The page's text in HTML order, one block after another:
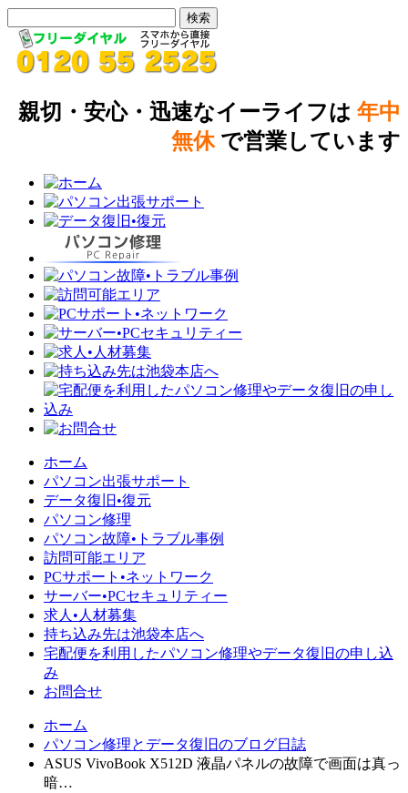
親切・安心・迅速なイーライフは 年中
無休で営業しています
ホーム
パソコン出張サポート
データ復旧•復元
パソコン修理
パソコン故障•トラブル事例
訪問可能エリア
PCサポート•ネットワーク
サーバー•PCセキュリティー
求人•人材募集
持ち込み先は池袋本店へ
宅配便を利用したパソコン修理やデータ復旧の申し込
み
お問合せ
ホーム
パソコン修理とデータ復旧のブログ日誌
ASUS VivoBook X512D 液晶パネルの故障で画面は真っ
暗…